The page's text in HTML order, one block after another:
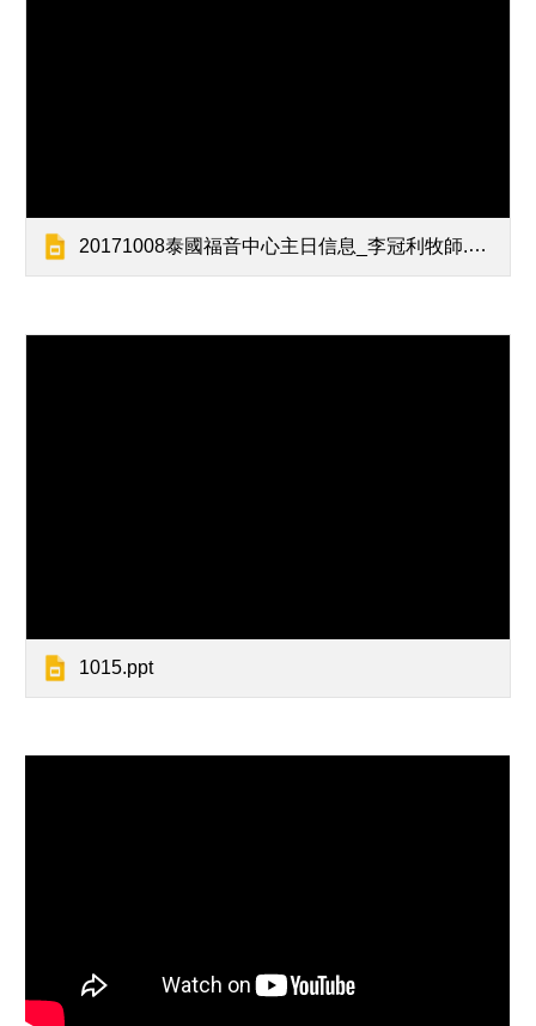
20171008泰國福音中心主日信息_李冠利牧師.pptx
1015.ppt